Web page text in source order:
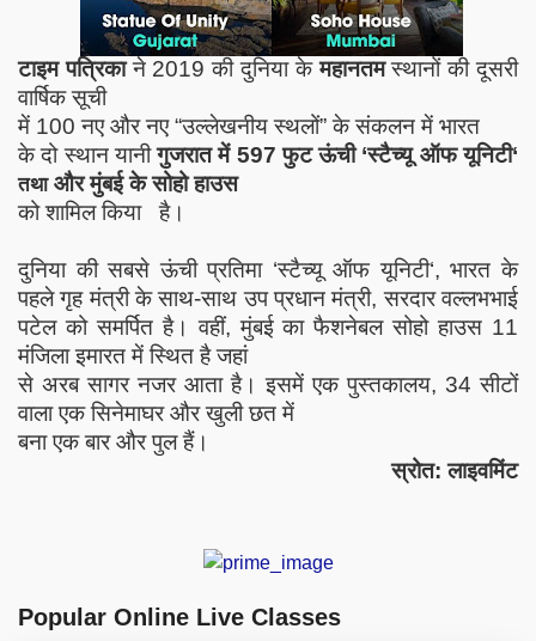
टाइम पत्रिकाने 2019 की दुनिया केमहानतमस्थानों की दूसरी
वार्षिक सूची
में 100 नए और नए “उल्लेखनीय स्थलों” के संकलन में भारत
के दो स्थान यानीगुजरात में 597 फुट ऊंची‘स्टैच्यू ऑफ यूनिटी‘
तथा और मुंबई के सोहो हाउस
को शामिल किया
है।
दुनिया की सबसे ऊंची प्रतिमा ‘स्टैच्यू ऑफ यूनिटी‘,भारत के
पहले गृह मंत्री के साथ-साथ उप प्रधान मंत्री,सरदार वल्लभभाई
पटेल को समर्पित है। वहीं,मुंबई का फैशनेबल सोहो हाउस 11
मंजिला इमारत में स्थित है जहां
से अरब सागर नजर आता है। इसमें एक पुस्तकालय, 34 सीटों
वाला एक सिनेमाघर और खुली छत में
बना एक बार और पुल हैं।
स्रोत: लाइवमिंट
Popular Online Live Classes